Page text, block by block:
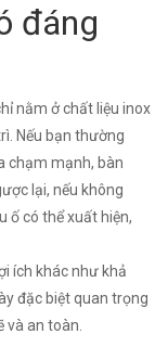
đáng
nằm ở chất liệu inox
Nếu bạn thường
chạm mạnh, bàn
lại, nếu không
ố có thể xuất hiện,
ích khác như khả
đặc biệt quan trọng
an toàn.